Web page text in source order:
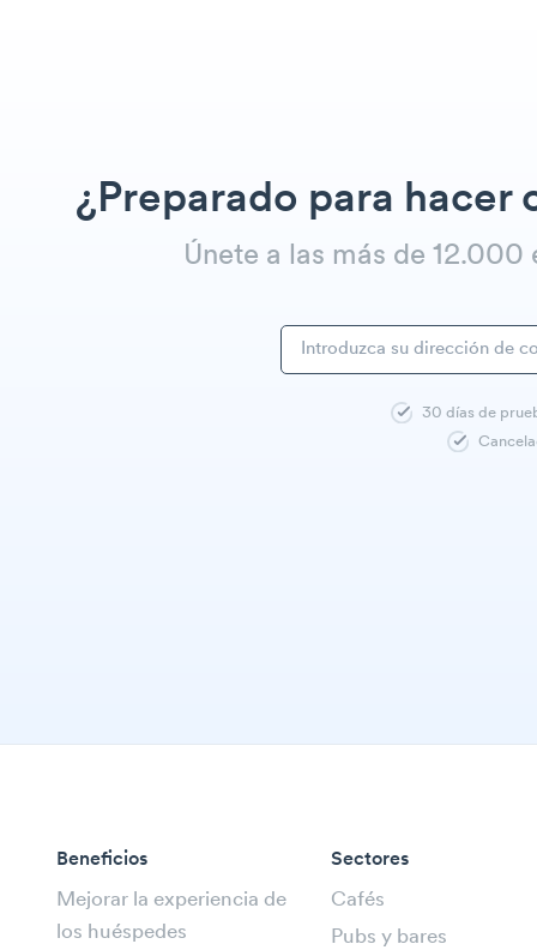
¿Preparado para hacer
Únete a las más de
30 días de
Beneficios
Mejorar la experiencia de
los huéspedes
Sectores
Cafés
Pubs y bares